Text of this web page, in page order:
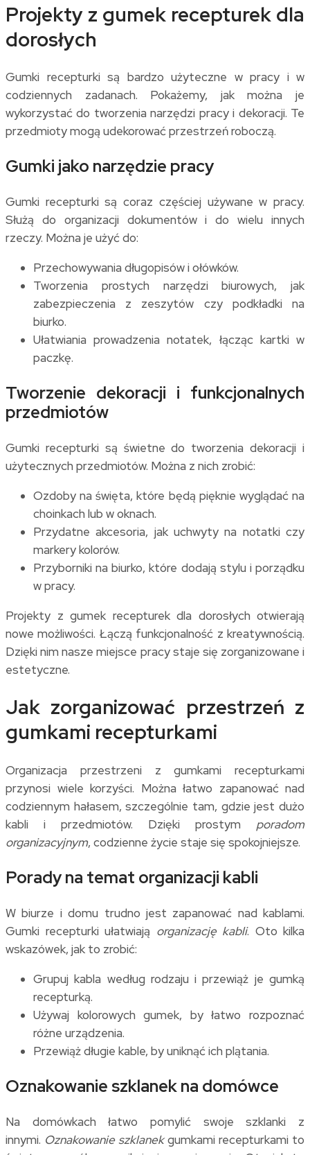
Projekty z gumek recepturek dla
dorosłych
Gumki recepturki są bardzo użyteczne w pracy i w
codziennych zadanach. Pokażemy, jak można je
wykorzystać do tworzenia narzędzi pracy i dekoracji. Te
przedmioty mogą udekorować przestrzeń roboczą.
Gumki jako narzędzie pracy
Gumki recepturki są coraz częściej używane w pracy.
Służą do organizacji dokumentów i do wielu innych
rzeczy. Można je użyć do:
Przechowywania długopisów i ołówków.
Tworzenia prostych narzędzi biurowych, jak
zabezpieczenia z zeszytów czy podkładki na
biurko.
Ułatwiania prowadzenia notatek, łącząc kartki w
paczkę.
Tworzenie dekoracji i funkcjonalnych
przedmiotów
Gumki recepturki są świetne do tworzenia dekoracji i
użytecznych przedmiotów. Można z nich zrobić:
Ozdoby na święta, które będą pięknie wyglądać na
choinkach lub w oknach.
Przydatne akcesoria, jak uchwyty na notatki czy
markery kolorów.
Przyborniki na biurko, które dodają stylu i porządku
w pracy.
Projekty z gumek recepturek dla dorosłych otwierają
nowe możliwości. Łączą funkcjonalność z kreatywnością.
Dzięki nim nasze miejsce pracy staje się zorganizowane i
estetyczne.
Jak zorganizować przestrzeń z
gumkami recepturkami
Organizacja przestrzeni z gumkami recepturkami
przynosi wiele korzyści. Można łatwo zapanować nad
codziennym hałasem, szczególnie tam, gdzie jest dużo
kabli i przedmiotów. Dzięki prostym poradom
organizacyjnym, codzienne życie staje się spokojniejsze.
Porady na temat organizacji kabli
W biurze i domu trudno jest zapanować nad kablami.
Gumki recepturki ułatwiają organizację kabli. Oto kilka
wskazówek, jak to zrobić:
Grupuj kabla według rodzaju i przewiąż je gumką
recepturką.
Używaj kolorowych gumek, by łatwo rozpoznać
różne urządzenia.
Przewiąż długie kable, by uniknąć ich plątania.
Oznakowanie szklanek na domówce
Na domówkach łatwo pomylić swoje szklanki z
innymi. Oznakowanie szklanekgumkami recepturkami to